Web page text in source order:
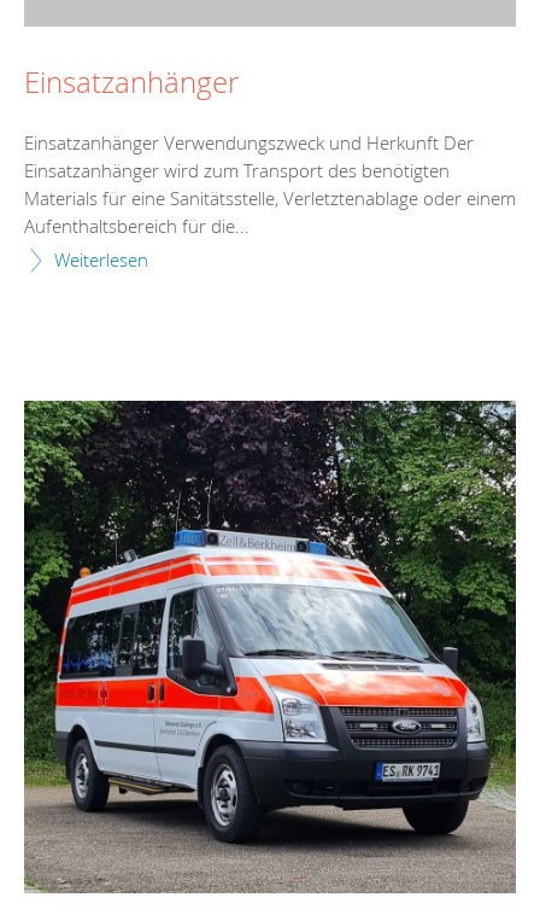
Einsatzanhänger
Einsatzanhänger Verwendungszweck und Herkunft Der
Einsatzanhänger wird zum Transport des benötigten
Materials für eine Sanitätsstelle, Verletztenablage oder einem
Aufenthaltsbereich für die...
Weiterlesen